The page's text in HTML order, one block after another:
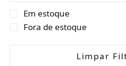
Em estoque
Fora de estoque
Limpar